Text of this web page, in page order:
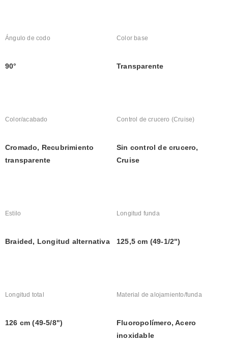
Ángulo de codo
90°
Color base
Transparente
Color/acabado
Cromado, Recubrimiento
transparente
Control de crucero (Cruise)
Sin control de crucero,
Cruise
Estilo
Braided, Longitud alternativa
Longitud funda
125,5 cm (49-1/2")
Longitud total
126 cm (49-5/8")
Material de alojamiento/funda
Fluoropolímero, Acero
inoxidable